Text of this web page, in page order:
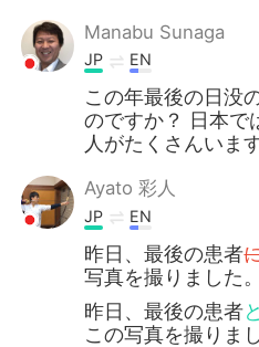
Manabu Sunaga
JP EN
この年最後の日没
のですか？ 日本で
人がたくさんいます
Ayato 彩人
JP EN
昨日、最後の患者
写真を撮りました。
昨日、最後の患者
この写真を撮りま